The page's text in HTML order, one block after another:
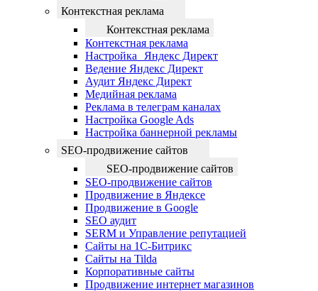
Контекстная реклама
Контекстная реклама
Контекстная реклама
Настройка Яндекс Директ
Ведение Яндекс Директ
Аудит Яндекс Директ
Медийная реклама
Реклама в телеграм каналах
Настройка Google Ads
Настройка баннерной рекламы
SEO-продвижение сайтов
SEO-продвижение сайтов
SEO-продвижение сайтов
Продвижение в Яндексе
Продвижение в Google
SEO аудит
SERM и Управление репутацией
Сайты на 1С-Битрикс
Сайты на Tilda
Корпоративные сайты
Продвижение интернет магазинов